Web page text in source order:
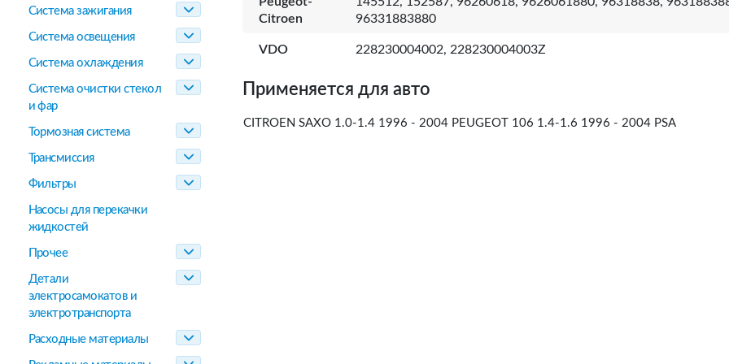
Система зажигания
Система освещения
Система охлаждения
Система очистки стекол
и фар
Тормозная система
Трансмиссия
Фильтры
Насосы для перекачки
жидкостей
Прочее
Детали
электросамокатов и
электротранспорта
Расходные материалы
Citroen
96331883880
VDO 228230004002, 228230004003Z
Применяется для авто
CITROEN SAXO 1.0-1.4 1996 - 2004 PEUGEOT 106 1.4-1.6 1996 - 2004 PSA